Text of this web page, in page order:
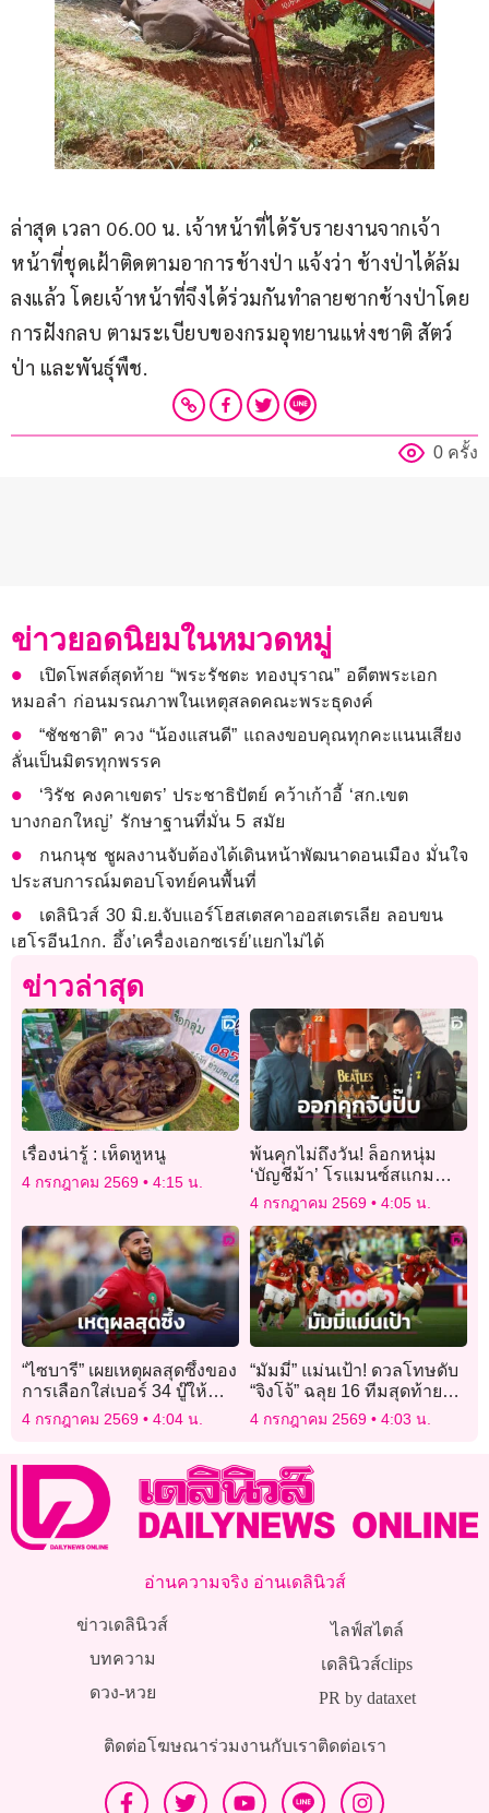
ล่าสุด เวลา 06.00 น. เจ้าหน้าที่ได้รับรายงานจากเจ้า
หน้าที่ชุดเฝ้าติดตามอาการช้างป่า แจ้งว่า ช้างป่าได้ล้ม
ลงแล้ว โดยเจ้าหน้าที่จึงได้ร่วมกันทำลายซากช้างป่าโดย
การฝังกลบ ตามระเบียบของกรมอุทยานแห่งชาติ สัตว์
ป่า และพันธุ์พืช.
0 ครั้ง
ข่าวยอดนิยมในหมวดหมู่
เปิดโพสต์สุดท้าย “พระรัชตะ ทองบุราณ” อดีตพระเอก
หมอลำ ก่อนมรณภาพในเหตุสลดคณะพระธุดงค์
“ชัชชาติ” ควง “น้องแสนดี” แถลงขอบคุณทุกคะแนนเสียง
ลั่นเป็นมิตรทุกพรรค
‘วิรัช คงคาเขตร’ ประชาธิปัตย์ คว้าเก้าอี้ ‘สก.เขต
บางกอกใหญ่’ รักษาฐานที่มั่น 5 สมัย
กนกนุช ชูผลงานจับต้องได้เดินหน้าพัฒนาดอนเมือง มั่นใจ
ประสบการณ์มตอบโจทย์คนพื้นที่
เดลินิวส์ 30 มิ.ย.จับแอร์โฮสเตสคาออสเตรเลีย ลอบขน
เฮโรอีน1กก. อึ้ง’เครื่องเอกซเรย์’แยกไม่ได้
ข่าวล่าสุด
เรื่องน่ารู้ : เห็ดหูหนู
4 กรกฎาคม 2569 4:15 น.
พ้นคุกไม่ถึงวัน! ล็อกหนุ่ม
‘บัญชีม้า’ โรแมนซ์สแกม
ลวงรักสาวใหญ่ตุ๋นเทรดหุ้น
4 กรกฎาคม 2569 4:05 น.
“ไซบารี” เผยเหตุผลสุดซึ้งของ
การเลือกใส่เบอร์ 34 บู๊ให้
“เสือใต้”
4 กรกฎาคม 2569 4:04 น.
“มัมมี่” แม่นเป้า! ดวลโทษดับ
“จิงโจ้” ฉลุย 16 ทีมสุดท้าย
บอลโลก
4 กรกฎาคม 2569 4:03 น.
อ่านความจริง อ่านเดลินิวส์
ข่าวเดลินิวส์
บทความ
ดวง-หวย
ไลฟ์สไตล์
เดลินิวส์clips
PR by dataxet
ติดต่อโฆษณาร่วมงานกับเราติดต่อเรา